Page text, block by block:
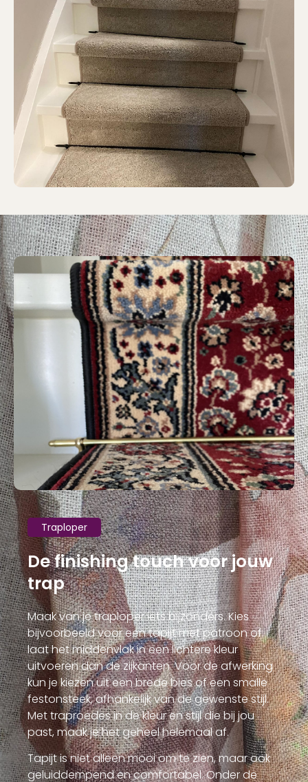
Traploper
De finishing touch voor jouw
trap
Maak van je traploper iets bijzonders. Kies
bijvoorbeeld voor een tapijt met patroon of
laat het middenvlak in een lichtere kleur
uitvoeren dan de zijkanten. Voor de afwerking
kun je kiezen uit een brede bies of een smalle
festonsteek, afhankelijk van de gewenste stijl.
Met traproedes in de kleur en stijl die bij jou
past, maak je het geheel helemaal af.
Tapijt is niet alleen mooi om te zien, maar ook
geluiddempend en comfortabel. Onder de